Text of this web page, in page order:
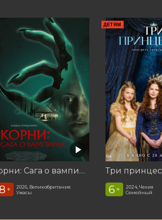
Корни: Сага о вампирах
+
2026, Великобритания
Ужасы
ДЕТЯМ
Три
6 +
2024, Чехия
Семейный